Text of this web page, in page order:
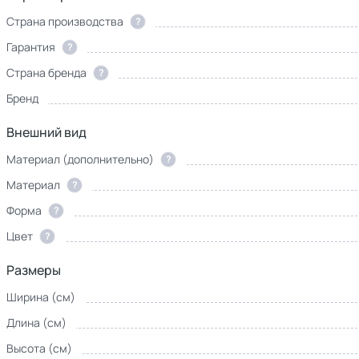
Страна производства ?
Гарантия ?
Страна бренда ?
Бренд
Внешний вид
Материал (дополнительно) ?
Материал ?
Форма ?
Цвет ?
Размеры
Ширина (см)
Длина (см)
Высота (см)